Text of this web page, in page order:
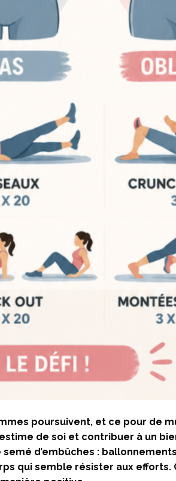
poursuivent, et ce pour de
de soi et contribuer à un
d’embûches :
qui semble résister aux efforts.